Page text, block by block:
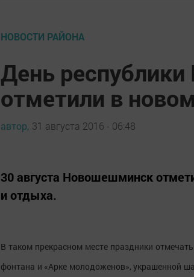
НОВОСТИ РАЙОНА
День
отметили в
автор, 31 августа 2016 - 06:48
30 августа Новошешминск
и отдыха.
В таком прекрасном месте праздники
фонтана и «Арке молодоженов», украшенной